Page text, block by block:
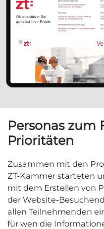
Personas zum
Prioritäten
Zusammen mit den
ZT-Kammer starteten
mit dem Erstellen von
der Website-
allen Teilnehmenden
für wen die